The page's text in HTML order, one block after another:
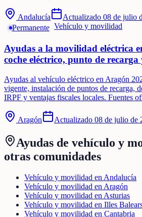
Andalucía Actualizado 08 de julio
Permanente Vehículo y movilidad
Ayudas a la movilidad eléctrica
coche eléctrico, punto de recarga
Ayudas al vehículo eléctrico en Aragón
vigente, instalación de puntos de recarga,
IRPF y ventajas fiscales locales. Fuentes
Aragón Actualizado 08 de julio de
Ayudas de vehículo y
otras comunidades
Vehículo y movilidad en Andalucía
Vehículo y movilidad en Aragón
Vehículo y movilidad en Asturias
Vehículo y movilidad en Illes
Vehículo y movilidad en Cantabria